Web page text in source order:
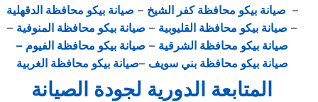
– صيانة بيكو محافظة كفر الشيخ – صيانة بيكو محافظة الدقهلية
– صيانة بيكو محافظة القليوبية – صيانة بيكو محافظة المنوفية –
صيانة بيكو محافظة الشرقية – صيانة بيكو محافظة الفيوم –
صيانة بيكو محافظة بني سويف –صيانة بيكو محافظة الغربية
المتابعة الدورية لجودة الصيانة